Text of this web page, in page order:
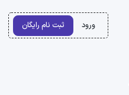
ورود ثبت نام رایگان